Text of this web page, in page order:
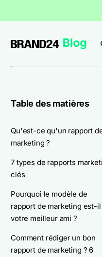
Table des matières
Qu'est-ce qu'un rapport
marketing ?
7 types de rapports
clés
Pourquoi le modèle de
rapport de marketing est-il
votre meilleur ami ?
Comment rédiger un bon
rapport de marketing ? 6